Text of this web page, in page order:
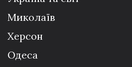
Миколаїв
Херсон
Одеса